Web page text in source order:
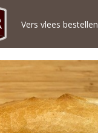
Vers vlees bestellen